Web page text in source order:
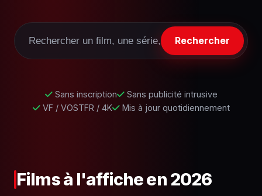
Rechercher
Sans inscription
Sans publicité intrusive
VF / VOSTFR / 4K
Mis à jour quotidiennement
Films à l'affiche en 2026